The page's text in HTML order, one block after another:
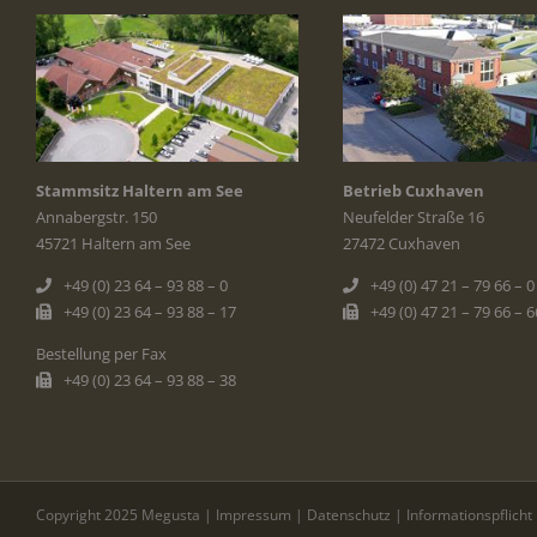
Stammsitz Haltern am See
Annabergstr. 150
45721 Haltern am See
+49 (0) 23 64 – 93 88 – 0
+49 (0) 23 64 – 93 88 – 17
Bestellung per Fax
+49 (0) 23 64 – 93 88 – 38
Betrieb Cuxhaven
Neufelder Straße 16
27472 Cuxhaven
+49 (0) 47 21 – 79 66 – 0
+49 (0) 47 21 – 79 66 –
Copyright 2025 Megusta | Impressum | Datenschutz | Informationspflicht